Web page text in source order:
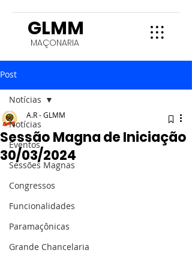
GLMM
MAÇONARIA
Post
Notícias
Eventos
Sessões Magnas
Congressos
Funcionalidades
Paramaçônicas
Grande Chancelaria
Notícias
Sessão Magna de Iniciação
30/03/2024
A.R - GLMM